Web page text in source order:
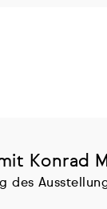
Konrad
des